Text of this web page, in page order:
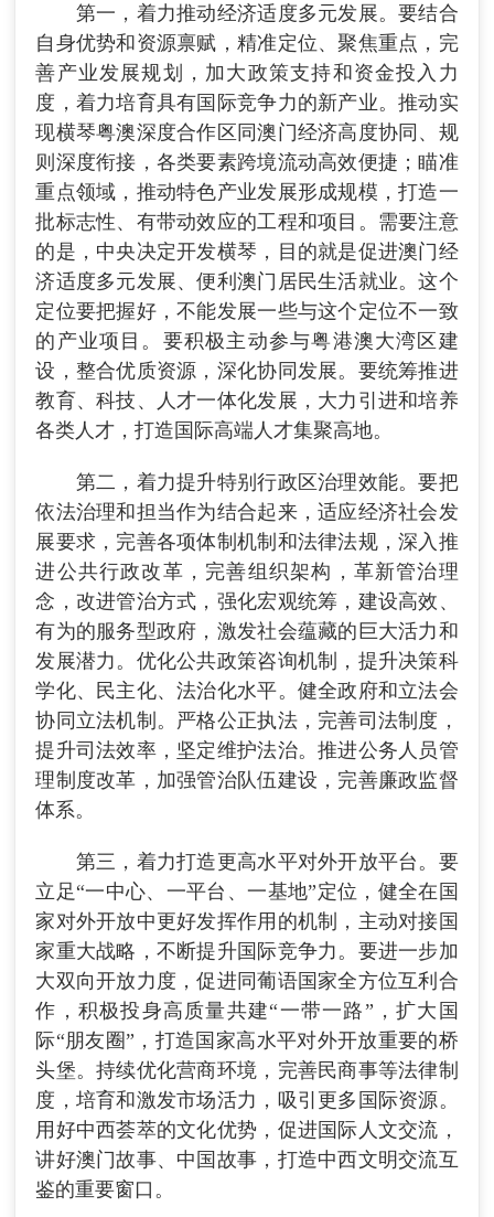
第一，着力推动经济适度多元发展。要结合
自身优势和资源禀赋，精准定位、聚焦重点，完
善产业发展规划，加大政策支持和资金投入力
度，着力培育具有国际竞争力的新产业。推动实
现横琴粤澳深度合作区同澳门经济高度协同、规
则深度衔接，各类要素跨境流动高效便捷；瞄准
重点领域，推动特色产业发展形成规模，打造一
批标志性、有带动效应的工程和项目。需要注意
的是，中央决定开发横琴，目的就是促进澳门经
济适度多元发展、便利澳门居民生活就业。这个
定位要把握好，不能发展一些与这个定位不一致
的产业项目。要积极主动参与粤港澳大湾区建
设，整合优质资源，深化协同发展。要统筹推进
教育、科技、人才一体化发展，大力引进和培养
各类人才，打造国际高端人才集聚高地。
第二，着力提升特别行政区治理效能。要把
依法治理和担当作为结合起来，适应经济社会发
展要求，完善各项体制机制和法律法规，深入推
进公共行政改革，完善组织架构，革新管治理
念，改进管治方式，强化宏观统筹，建设高效、
有为的服务型政府，激发社会蕴藏的巨大活力和
发展潜力。优化公共政策咨询机制，提升决策科
学化、民主化、法治化水平。健全政府和立法会
协同立法机制。严格公正执法，完善司法制度，
提升司法效率，坚定维护法治。推进公务人员管
理制度改革，加强管治队伍建设，完善廉政监督
体系。
第三，着力打造更高水平对外开放平台。要
立足“一中心、一平台、一基地”定位，健全在国
家对外开放中更好发挥作用的机制，主动对接国
家重大战略，不断提升国际竞争力。要进一步加
大双向开放力度，促进同葡语国家全方位互利合
作，积极投身高质量共建“一带一路”，扩大国
际“朋友圈”，打造国家高水平对外开放重要的桥
头堡。持续优化营商环境，完善民商事等法律制
度，培育和激发市场活力，吸引更多国际资源。
用好中西荟萃的文化优势，促进国际人文交流，
讲好澳门故事、中国故事，打造中西文明交流互
鉴的重要窗口。